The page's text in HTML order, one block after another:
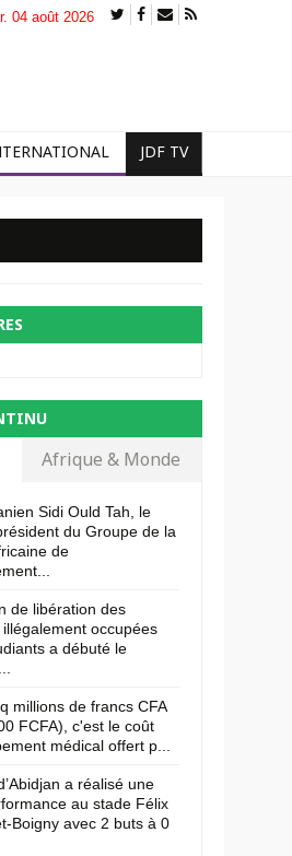
04 août 2026
JDF TV
Afrique & Monde
Sidi Ould Tah, le
du Groupe de la
de
de libération des
occupées
a débuté le
millions de francs CFA
FCFA), c'est le coût
médical offert p...
a réalisé une
au stade Félix
Boigny avec 2 buts à 0